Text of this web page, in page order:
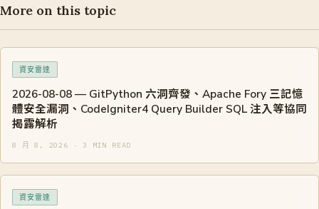
More on this topic
資安雷達
2026-08-08 — GitPython 六洞齊發、Apache Fory 三記憶
體安全漏洞、CodeIgniter4 Query Builder SQL 注入等協同
揭露解析
8 月 8, 2026 · 3 MIN READ
資安雷達